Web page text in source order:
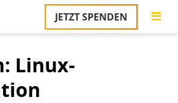
JETZT SPENDEN
Linux-